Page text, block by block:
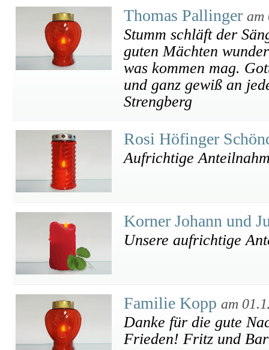
Thomas Pallinger am
Stumm schläft der
guten Mächten
was kommen mag.
und ganz gewiß an
Strengberg
Rosi Höfinger
Aufrichtige
Korner Johann und
Unsere aufrichtige
Familie Kopp am
Danke für die gute
Frieden! Fritz und